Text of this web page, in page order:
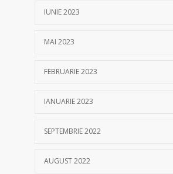
IUNIE 2023
MAI 2023
FEBRUARIE 2023
IANUARIE 2023
SEPTEMBRIE 2022
AUGUST 2022